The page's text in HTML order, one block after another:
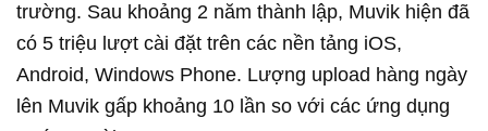
trường. Sau khoảng 2 năm thành lập, Muvik hiện đã
có 5 triệu lượt cài đặt trên các nền tảng iOS,
Android, Windows Phone. Lượng upload hàng ngày
lên Muvik gấp khoảng 10 lần so với các ứng dụng